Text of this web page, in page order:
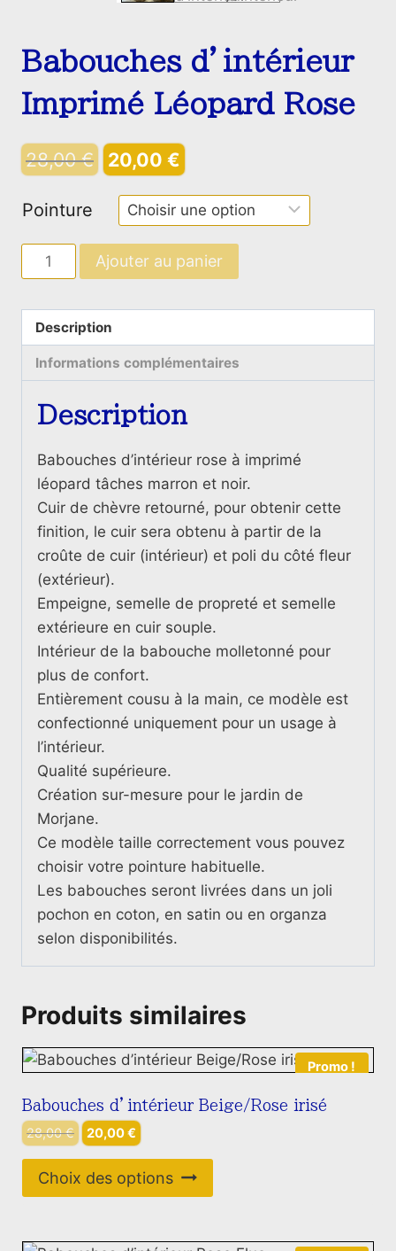
Babouches d’intérieur
Imprimé Léopard Rose
28,00€
Le
initial
était :
28,00 €.
20,00 €
actuel
est :
20,00 €.
Pointure
quantité
de
d’intérieur
Imprimé
Léopard
Ajouter au panier
Description
Informations complémentaires
Description
Babouches d’intérieur rose à imprimé
léopard tâches marron et noir.
Cuir de chèvre retourné, pour obtenir cette
finition, le cuir sera obtenu à partir de la
croûte de cuir (intérieur) et poli du côté fleur
(extérieur).
Empeigne, semelle de propreté et semelle
extérieure en cuir souple.
Intérieur de la babouche molletonné pour
plus de confort.
Entièrement cousu à la main, ce modèle est
confectionné uniquement pour un usage à
l’intérieur.
Qualité supérieure.
Création sur-mesure pour le jardin de
Morjane.
Ce modèle taille correctement vous pouvez
choisir votre pointure habituelle.
Les babouches seront livrées dans un joli
pochon en coton, en satin ou en organza
selon disponibilités.
Produits similaires
Promo !
Babouches d’intérieur Beige/Rose irisé
28,00€
Le
initial
était :
20,00€
actuel
est :
Choix des options
produit
plusieurs